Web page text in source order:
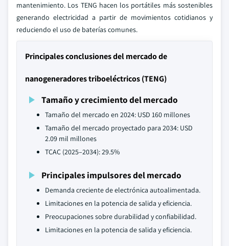
mantenimiento. Los TENG hacen los portátiles más sostenibles
generando electricidad a partir de movimientos cotidianos y
reduciendo el uso de baterías comunes.
Principales conclusiones del mercado de
nanogeneradores triboeléctricos (TENG)
Tamaño y crecimiento del mercado
Tamaño del mercado en 2024: USD 160 millones
Tamaño del mercado proyectado para 2034: USD
2.09 mil millones
TCAC (2025–2034): 29.5%
Principales impulsores del mercado
Demanda creciente de electrónica autoalimentada.
Limitaciones en la potencia de salida y eficiencia.
Preocupaciones sobre durabilidad y confiabilidad.
Limitaciones en la potencia de salida y eficiencia.